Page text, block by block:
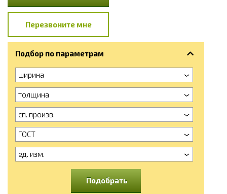
Перезвоните мне
Подбор по параметрам
ширина
толщина
сп. произв.
ГОСТ
ед. изм.
Подобрать